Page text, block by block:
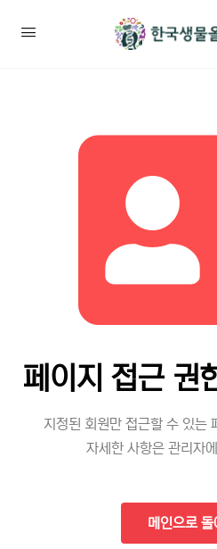
페이지 접근 권
지정된 회원만 접근할 수 있는
자세한 사항은 관리자
메인으로 돌